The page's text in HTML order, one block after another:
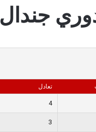
جندال 2026/2025
تعادل
4
3